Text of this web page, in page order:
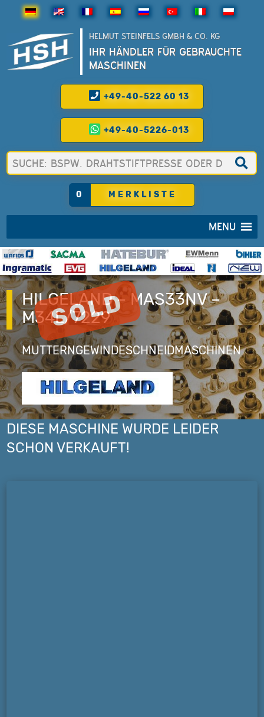
HELMUT STEINFELS GMBH & CO. KG
IHR HÄNDLER FÜR GEBRAUCHTE
MASCHINEN
+49-40-522 60 13
+49-40-5226-013
0 MERKLISTE
MENU
HILGELAND – MAS33NV –
M34L/7229
MUTTERNGEWINDESCHNEIDMASCHINEN
DIESE MASCHINE WURDE LEIDER
SCHON VERKAUFT!